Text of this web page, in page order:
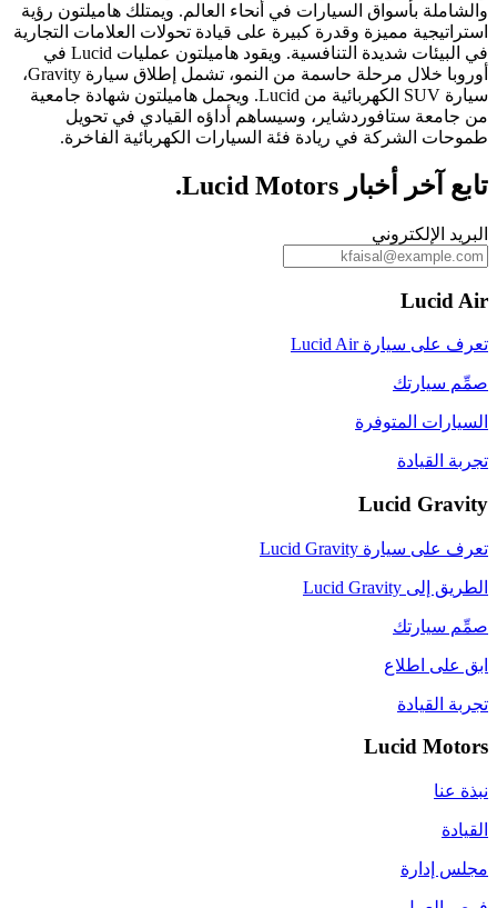
والشاملة بأسواق السيارات في أنحاء العالم. ويمتلك هاميلتون رؤية
استراتيجية مميزة وقدرة كبيرة على قيادة تحولات العلامات التجارية
في البيئات شديدة التنافسية. ويقود هاميلتون عمليات Lucid في
أوروبا خلال مرحلة حاسمة من النمو، تشمل إطلاق سيارة Gravity،
سيارة SUV الكهربائية من Lucid. ويحمل هاميلتون شهادة جامعية
من جامعة ستافوردشاير، وسيساهم أداؤه القيادي في تحويل
طموحات الشركة في ريادة فئة السيارات الكهربائية الفاخرة.
تابع آخر أخبار Lucid Motors.
البريد الإلكتروني
Lucid Air
تعرف على سيارة Lucid Air
صمِّم سيارتك
السيارات المتوفرة
تجربة القيادة
Lucid Gravity
تعرف على سيارة Lucid Gravity
الطريق إلى Lucid Gravity
صمِّم سيارتك
ابق على اطلاع
تجربة القيادة
Lucid Motors
نبذة عنا
القيادة
مجلس إدارة